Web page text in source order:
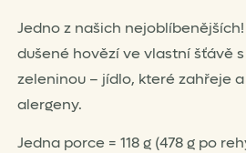
Jedno z našich
dušené hovězí ve vlastní šťávě
zeleninou – jídlo, které zahřeje
alergeny.
Jedna porce = 118 g (478 g po